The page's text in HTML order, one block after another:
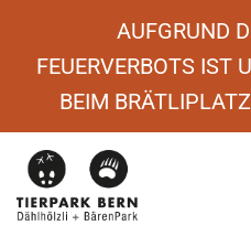
AUFGRUND
FEUERVERBOTS IST
BEIM
› Tierlexikon